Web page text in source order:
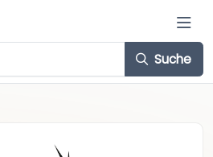
Suche